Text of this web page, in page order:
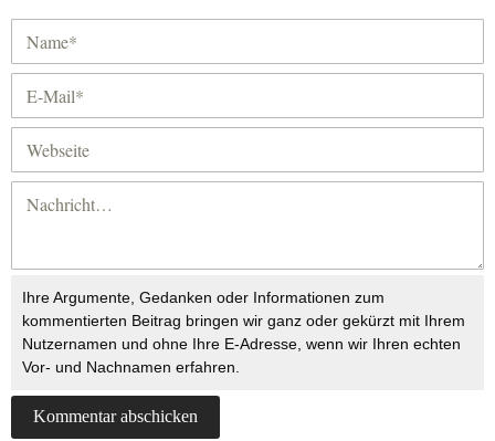
Ihre Argumente, Gedanken oder Informationen zum
kommentierten Beitrag bringen wir ganz oder gekürzt mit Ihrem
Nutzernamen und ohne Ihre E-Adresse, wenn wir Ihren echten
Vor- und Nachnamen erfahren.